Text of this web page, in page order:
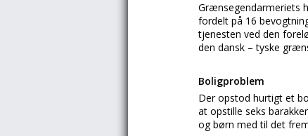
Grænsegendarmeriets
fordelt på 16
tjenesten ved den
den dansk – tyske
Boligproblem
Der opstod hurtigt et
at opstille seks
og børn med til det